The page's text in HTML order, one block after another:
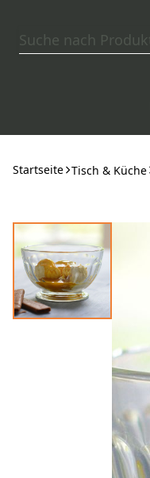
Startseite Tisch & Küche